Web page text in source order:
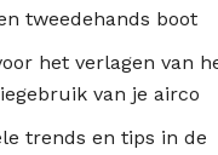
tweedehands boot
het verlagen van
van je airco
trends en tips in de